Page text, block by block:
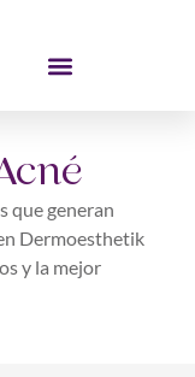
que generan
Dermoesthetik
y la mejor